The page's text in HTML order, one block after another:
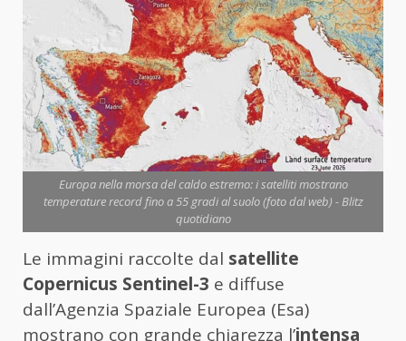
Europa nella morsa del caldo estremo: i satelliti mostrano
temperature record fino a 55 gradi al suolo (foto dal web) - Blitz
quotidiano
Le immagini raccolte dal satellite
Copernicus Sentinel-3 e diffuse
dall’Agenzia Spaziale Europea (Esa)
mostrano con grande chiarezza l’intensa